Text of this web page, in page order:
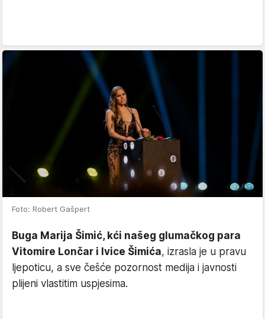
Foto: Robert Gašpert
Buga Marija Šimić, kći našeg glumačkog para
Vitomire Lončar i Ivice Šimića, izrasla je u pravu
ljepoticu, a sve češće pozornost medija i javnosti
plijeni vlastitim uspjesima.